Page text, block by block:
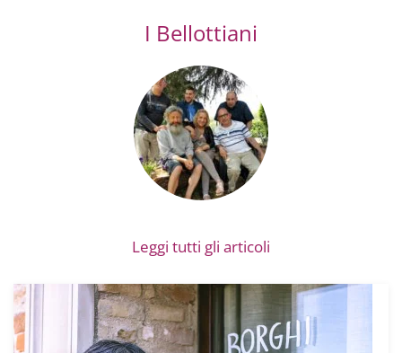
I Bellottiani
Leggi tutti gli articoli